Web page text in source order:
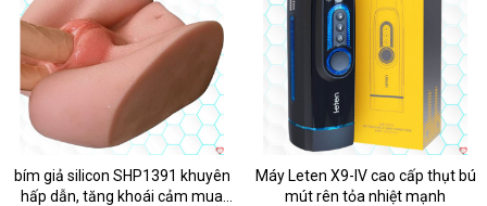
bím giả silicon SHP1391 khuyên
hấp dẫn, tăng khoái cảm mua
Máy Leten X9-IV cao cấp thụt bú
mút rên tỏa nhiệt mạnh